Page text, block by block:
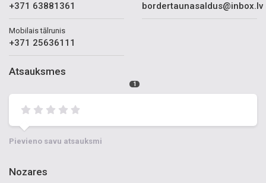
+371 63881361
Mobilais tālrunis
+371 25636111
bordertaunasaldus@inbox.lv
Atsauksmes
1
Pievieno savu atsauksmi
Nozares